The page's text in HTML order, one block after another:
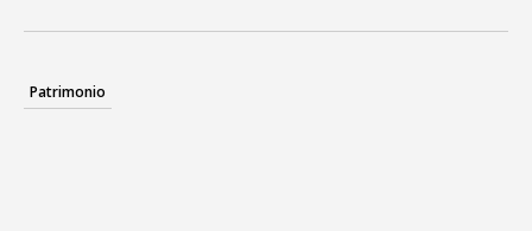
Patrimonio